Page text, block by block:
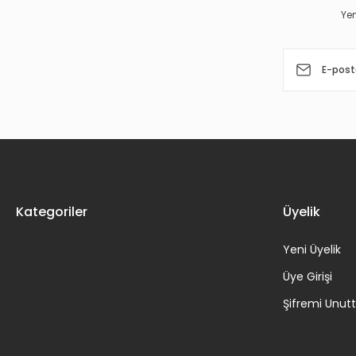
Kategoriler Üyelik
Yeni Üyelik
Üye Girişi
Şifremi